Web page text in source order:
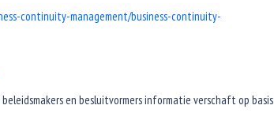
continuity-management/business-continuity-
en besluitvormers informatie verschaft op basis